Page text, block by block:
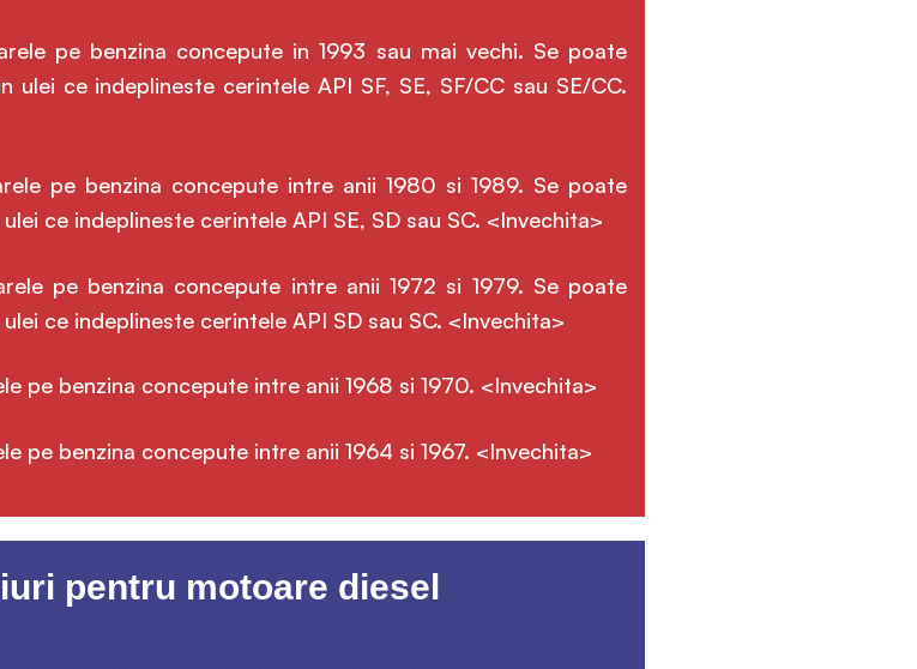
pe benzina concepute in 1993 sau mai vechi. Se poate
ce indeplineste cerintele API SF, SE, SF/CC sau SE/CC.
pe benzina concepute intre anii 1980 si 1989. Se poate
ce indeplineste cerintele API SE, SD sau SC. <Invechita>
pe benzina concepute intre anii 1972 si 1979. Se poate
ce indeplineste cerintele API SD sau SC. <Invechita>
pe benzina concepute intre anii 1968 si 1970. <Invechita>
pe benzina concepute intre anii 1964 si 1967. <Invechita>
pentru motoare diesel